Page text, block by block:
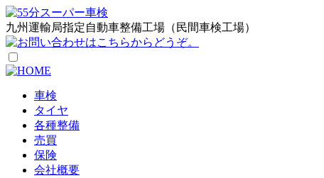
九州運輸局指定自動車整備工場（民間車検工場）
車検
タイヤ
各種整備
売買
保険
会社概要